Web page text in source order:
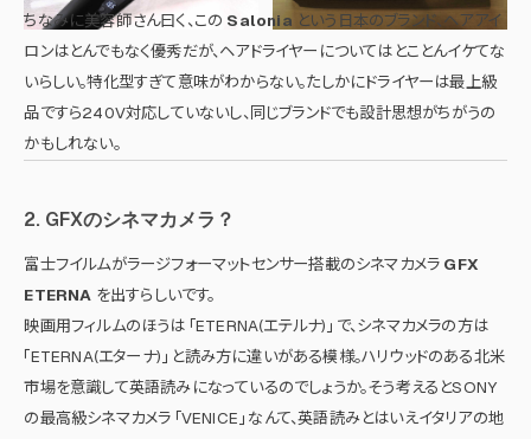
ちなみに美容師さん曰く、この Salonia という日本のブランド、ヘアアイ
ロンはとんでもなく優秀だが、ヘアドライヤーについてはとことんイケてな
いらしい。特化型すぎて意味がわからない。たしかにドライヤーは最上級
品ですら240V対応していないし、同じブランドでも設計思想がちがうの
かもしれない。
2. GFXのシネマカメラ？
富士フイルムがラージフォーマットセンサー搭載のシネマカメラ GFX
ETERNA を出すらしいです。
映画用フィルムのほうは 「ETERNA(エテルナ)」 で、シネマカメラの方は
「ETERNA(エターナ)」 と読み方に違いがある模様。ハリウッドのある北米
市場を意識して英語読みになっているのでしょうか。そう考えるとSONY
の最高級シネマカメラ 「VENICE」 なんて、英語読みとはいえイタリアの地